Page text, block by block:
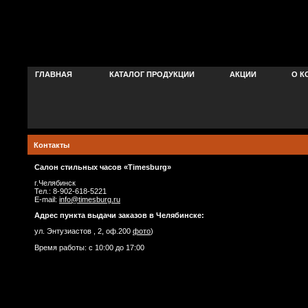
ГЛАВНАЯ КАТАЛОГ ПРОДУКЦИИ АКЦИИ О
Контакты
Салон стильных часов «Timesburg»
г.Челябинск
Тел.: 8-902-618-5221
E-mail: info@timesburg.ru
Адрес пункта выдачи заказов в Челябинске:
ул. Энтузиастов , 2, оф.200 фото)
Время работы: с 10:00 до 17:00